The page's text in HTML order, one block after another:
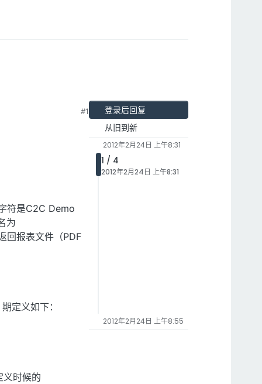
#1
符是C2C Demo
为
报表文件（PDF
定义如下：
时候的
登录后回复
从旧到新
2012年2月24日 上午8:31
1 / 4
2012年2月24日 上午8:31
2012年2月24日 上午8:55